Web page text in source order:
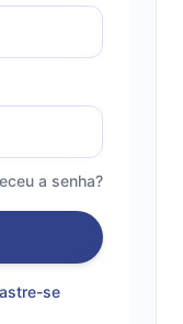
a senha?
se